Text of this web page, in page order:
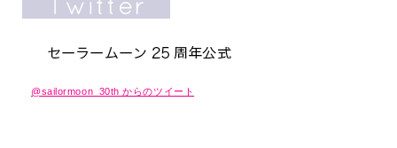
@sailormoon_30th からのツイート